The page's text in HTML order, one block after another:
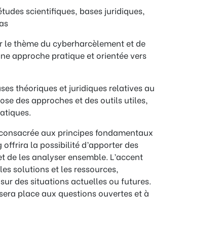
scientifiques, bases juridiques,
le thème du cyberharcèlement et de
approche pratique et orientée vers
théoriques et juridiques relatives au
des approches et des outils utiles,
aux principes fondamentaux
la possibilité d’apporter des
les analyser ensemble. L’accent
solutions et les ressources,
des situations actuelles ou futures.
place aux questions ouvertes et à